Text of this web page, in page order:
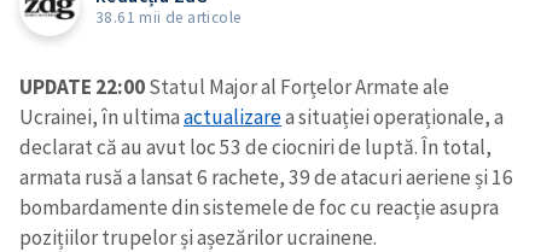
38.61 mii de articole
UPDATE 22:00Statul Major al Forțelor Armate ale
Ucrainei, în ultimaactualizarea situației operaționale, a
declarat că au avut loc 53 de ciocniri de luptă. În total,
armata rusă a lansat 6 rachete, 39 de atacuri aeriene și 16
bombardamente din sistemele de foc cu reacție asupra
pozițiilor trupelor și așezărilor ucrainene.